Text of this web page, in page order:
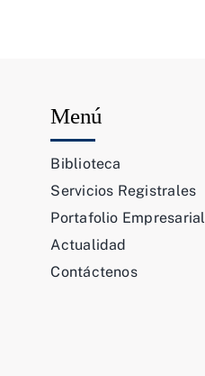
Menú
Biblioteca
Servicios Registrales
Portafolio Empresarial
Actualidad
Contáctenos